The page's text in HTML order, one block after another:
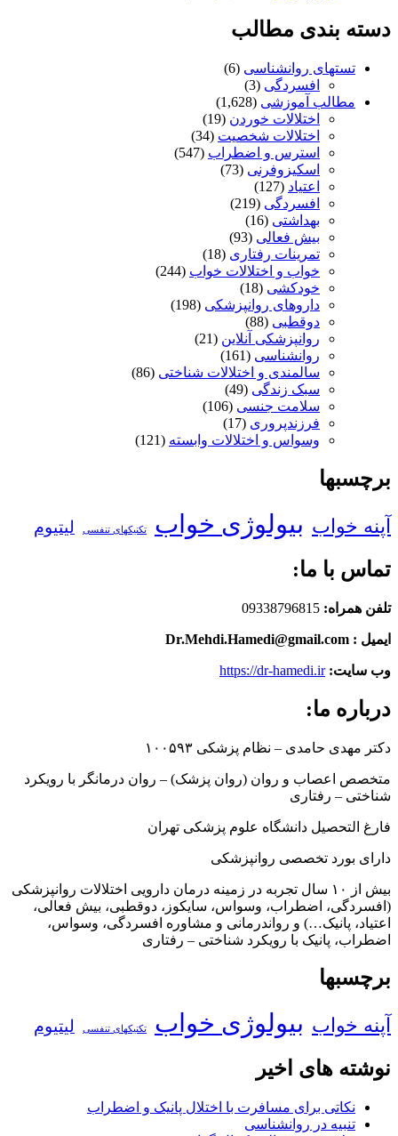
دسته بندی مطالب
تستهای روانشناسی (6)
افسردگی (3)
مطالب آموزشی (1,628)
اختلالات خوردن (19)
اختلالات شخصیت (34)
استرس و اضطراب (547)
اسکیزوفرنی (73)
اعتیاد (127)
افسردگی (219)
بهداشتی (16)
بیش فعالی (93)
تمرینات رفتاری (18)
خواب و اختلالات خواب (244)
خودکشی (18)
داروهای روانپزشکی (198)
دوقطبی (88)
روانپزشکی آنلاین (21)
روانشناسی (161)
سالمندی و اختلالات شناختی (86)
سبک زندگی (49)
سلامت جنسی (106)
فرزندپروری (17)
وسواس و اختلالات وابسته (121)
برچسبها
آپنه خواب بیولوژی خواب تکنیکهای تنفسی لیتیوم
تماس با ما:
تلفن همراه: 09338796815
ایمیل : Dr.Mehdi.Hamedi@gmail.com
وب سایت: https://dr-hamedi.ir
درباره ما:
دکتر مهدی حامدی – نظام پزشکی ۱۰۰۵۹۳
متخصص اعصاب و روان (روان پزشک) – روان درمانگر با رویکرد
شناختی – رفتاری
فارغ التحصیل دانشگاه علوم پزشکی تهران
دارای بورد تخصصی روانپزشکی
بیش از ۱۰ سال تجربه در زمینه درمان دارویی اختلالات روانپزشکی
(افسردگی، اضطراب، وسواس، سایکوز، دوقطبی، بیش فعالی،
اعتیاد، پانیک…) و رواندرمانی و مشاوره افسردگی، وسواس،
اضطراب، پانیک با رویکرد شناختی – رفتاری
برچسبها
آپنه خواب بیولوژی خواب تکنیکهای تنفسی لیتیوم
نوشته های اخیر
نکاتی برای مسافرت با اختلال پانیک و اضطراب
تنبیه در روانشناسی